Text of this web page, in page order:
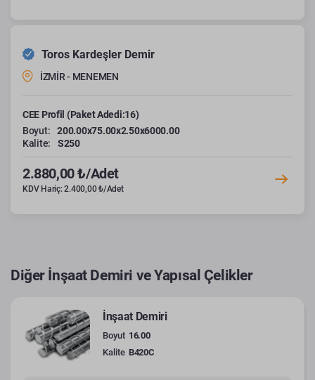
Toros Kardeşler Demir
İZMİR - MENEMEN
CEE Profil (Paket Adedi:16)
Boyut:
200.00x75.00x2.50x6000.00
Kalite:
S250
2.880,00 ₺/Adet
KDV Hariç: 2.400,00 ₺/Adet
Diğer İnşaat Demiri ve Yapısal Çelikler
İnşaat Demiri
Boyut 16.00
Kalite B420C